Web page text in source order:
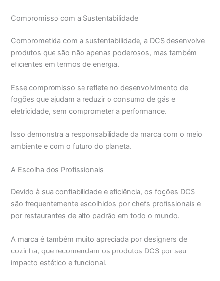
Compromisso com a Sustentabilidade
Comprometida com a sustentabilidade, a DCS desenvolve
produtos que são não apenas poderosos, mas também
eficientes em termos de energia.
Esse compromisso se reflete no desenvolvimento de
fogões que ajudam a reduzir o consumo de gás e
eletricidade, sem comprometer a performance.
Isso demonstra a responsabilidade da marca com o meio
ambiente e com o futuro do planeta.
A Escolha dos Profissionais
Devido à sua confiabilidade e eficiência, os fogões DCS
são frequentemente escolhidos por chefs profissionais e
por restaurantes de alto padrão em todo o mundo.
A marca é também muito apreciada por designers de
cozinha, que recomendam os produtos DCS por seu
impacto estético e funcional.